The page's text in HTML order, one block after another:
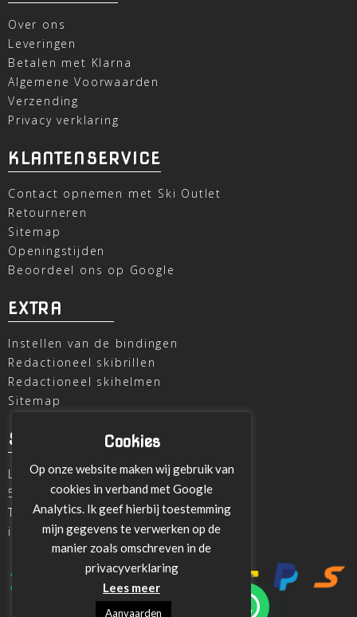
Over ons
Leveringen
Betalen met Klarna
Algemene Voorwaarden
Verzending
Privacy verklaring
KLANTENSERVICE
Contact opnemen met Ski Outlet
Retourneren
Sitemap
Openingstijden
Beoordeel ons op Google
EXTRA
Instellen van de bindingen
Redactioneel skibrillen
Redactioneel skihelmen
Sitemap
SKI OUTLET
Laagheidehof 8
5804 XC Venray
T
+31 478 515696
info@ski-outlet-venray.nl
Cookies
Op onze website maken wij gebruik van
cookies in verband met Google
Analytics. Ik geef hierbij toestemming
mijn gegevens te verwerken op de
manier zoals omschreven in de
privacyverklaring
Lees meer
Aanvaarden